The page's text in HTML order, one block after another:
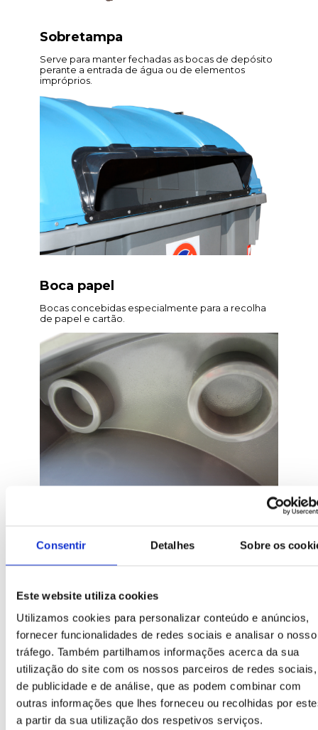
Consentir Detalhes Sobre os
Este website utiliza cookies
Utilizamos cookies para personalizar conteúdo e anúncios,
fornecer funcionalidades de redes sociais e analisar o nosso
tráfego. Também partilhamos informações acerca da sua
utilização do site com os nossos parceiros de redes sociais,
de publicidade e de análise, que as podem combinar com
outras informações que lhes forneceu ou recolhidas por
a partir da sua utilização dos respetivos serviços.
Sobretampa
Serve para manter fechadas as bocas de depósito
perante a entrada de água ou de elementos
impróprios.
Boca papel
Bocas concebidas especialmente para a recolha
de papel e cartão.
Habitáculo específico para a colocação de chips
contentor.